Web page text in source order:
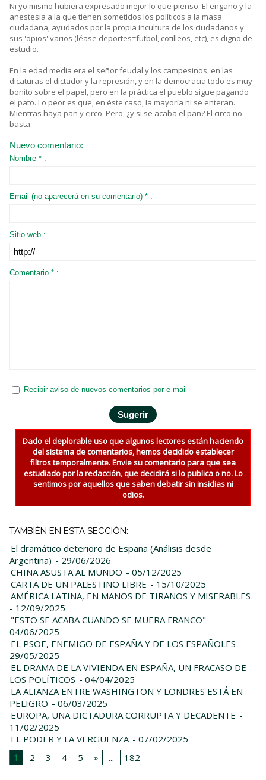
Ni yo mismo hubiera expresado mejor lo que pienso. El engaño y la
anestesia a la que tienen sometidos los políticos a la masa
ciudadana, ayudados por la propia incultura de los ciudadanos y
sus 'opios' varios (léase deportes=futbol, cotilleos, etc), es digno de
estudio.
En la edad media era el señor feudal y los campesinos, en las
dicaturas el dictador y la represión, y en la democracia todo es muy
bonito sobre el papel, pero en la práctica el pueblo sigue pagando
el pato. Lo peor es que, en éste caso, la mayoría ni se enteran.
Mientras haya pan y circo. Pero, ¿y si se acaba el pan? El circo no
basta.
Nuevo comentario:
Nombre * :
Email (no aparecerá en su comentario) * :
Sitio web :
Comentario * :
Recibir aviso de nuevos comentarios por e-mail
Dado el deplorable uso que algunos lectores están haciendo
del sistema de comentarios, hemos decidido establecer
filtros temporalmente. Envie su comentario para que sea
estudiado por la redacción, que decidirá si lo publica o no. Lo
sentimos por aquellos que saben debatir sin insidias ni
odios.
TAMBIÉN EN ESTA SECCIÓN:
El dramático deterioro de España (Análisis desde
Argentina) - 29/06/2026
CHINA ASUSTA AL MUNDO - 05/12/2025
CARTA DE UN PALESTINO LIBRE - 15/10/2025
AMÉRICA LATINA, EN MANOS DE TIRANOS Y MISERABLES
- 12/09/2025
"ESTO SE ACABA CUANDO SE MUERA FRANCO" -
04/06/2025
EL PSOE, ENEMIGO DE ESPAÑA Y DE LOS ESPAÑOLES -
29/05/2025
EL DRAMA DE LA VIVIENDA EN ESPAÑA, UN FRACASO DE
LOS POLÍTICOS - 04/04/2025
LA ALIANZA ENTRE WASHINGTON Y LONDRES ESTÁ EN
PELIGRO - 06/03/2025
EUROPA, UNA DICTADURA CORRUPTA Y DECADENTE -
11/02/2025
EL PODER Y LA VERGÜENZA - 07/02/2025
1
2 3 4 5 » ... 182